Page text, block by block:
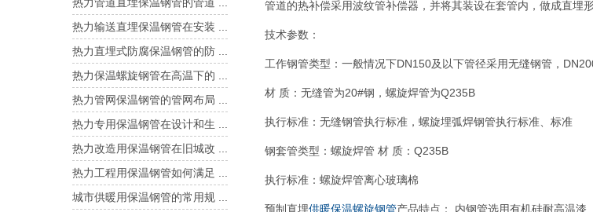
管道的热补偿采用波纹管补偿器，并将其装设在套管内，做成直埋
技术参数：
工作钢管类型：一般情况下DN150及以下管径采用无缝钢管，
材 质：无缝管为20#钢，螺旋焊管为Q235B
执行标准：无缝钢管执行标准，螺旋埋弧焊钢管执行标准、标准
钢套管类型：螺旋焊管 材 质：Q235B
执行标准：螺旋焊管离心玻璃棉
预制直埋供暖保温螺旋钢管产品特点： 内钢管选用有机硅耐高温
热力输送直埋保温钢管在安装 ...
热力直埋式防腐保温钢管的防 ...
热力保温螺旋钢管在高温下的 ...
热力管网保温钢管的管网布局 ...
热力专用保温钢管在设计和生 ...
热力改造用保温钢管在旧城改 ...
热力工程用保温钢管如何满足 ...
城市供暖用保温钢管的常用规 ...